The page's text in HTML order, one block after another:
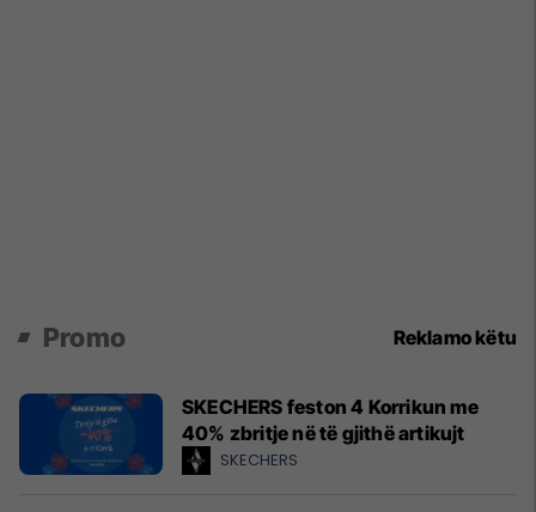
Promo Reklamo këtu
SKECHERS feston 4 Korrikun me
40% zbritje në të gjithë artikujt
SKECHERS